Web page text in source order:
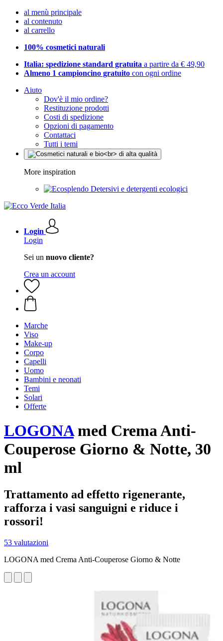
al menù principale
al contenuto
al carrello
100% cosmetici naturali
Italia: spedizione standard gratuita a partire da € 49,90
Almeno 1 campioncino gratuito con ogni ordine
Aiuto
Dov'è il mio ordine?
Restituzione prodotti
Costi di spedizione
Opzioni di pagamento
Contattaci
Tutti i temi
More inspiration
Detersivi e detergenti ecologici
Login
Login
Sei un nuovo cliente?
Crea un account
Marche
Viso
Make-up
Corpo
Capelli
Uomo
Bambini e neonati
Temi
Solari
Offerte
LOGONAmed Crema Anti-
Couperose Giorno & Notte, 30
ml
Trattamento ad effetto rigenerante,
rafforza i vasi sanguigni e riduce i
rossori!
53 valutazioni
LOGONA med Crema Anti-Couperose Giorno & Notte